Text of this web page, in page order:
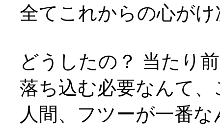
全てこれからの心が
どうしたの？ 当たり
落ち込む必要なんて
人間、フツーが一番